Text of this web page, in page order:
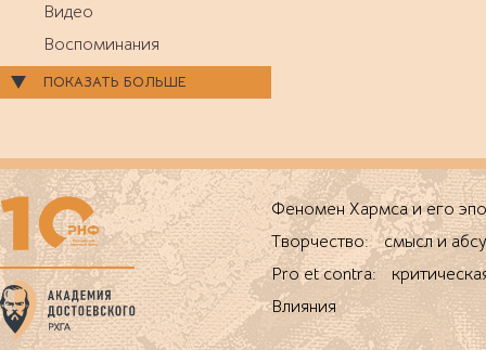
Видео
Воспоминания
ПОКАЗАТЬ БОЛЬШЕ
Феномен Хармса и
Творчество: смысл и
Pro et contra:
Влияния